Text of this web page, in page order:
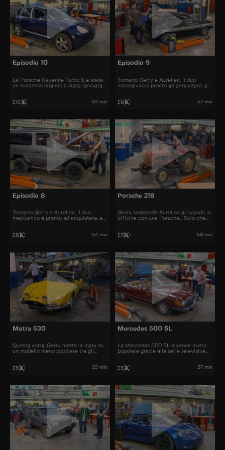
Episodio 10
La Porsche Cayenne Turbo S è stata
un successo quando è stata lanciata
E10 53 min
Episodio 9
Tornano Gerry e Aurelien. Il duo
meccanico è pronto ad acquistare, a
bellissime.
E9 57 min
Episodio 8
Tornano Gerry e Aurelien. Il duo
meccanico è pronto ad acquistare, a
bellissime.
E8 54 min
Porsche 218
Gerry sorprende Aurelien arrivando in
officina con una Porsche... Solo che
E7 58 min
Matra 530
Questa volta, Gerry mette le mani su
un modello meno popolare tra gli
E6 53 min
Mercedes 500 SL
La Mercedes 500 SL divenne molto
popolare grazie alla serie televisiva
E5 57 min